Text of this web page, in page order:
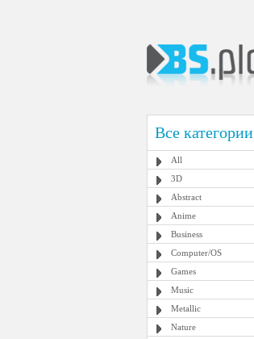
Все категории
All
3D
Abstract
Anime
Business
Computer/OS
Games
Music
Metallic
Nature